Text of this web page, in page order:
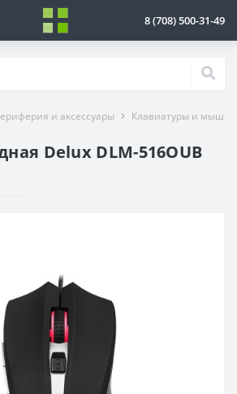
8 (708) 500-31-49
и аксессуары Клавиатуры и мыши
Delux DLM-516OUB